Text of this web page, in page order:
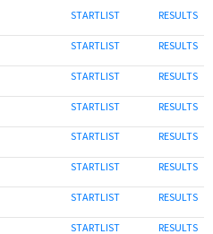
STARTLIST RESULTS
STARTLIST RESULTS
STARTLIST RESULTS
STARTLIST RESULTS
STARTLIST RESULTS
STARTLIST RESULTS
STARTLIST RESULTS
STARTLIST RESULTS